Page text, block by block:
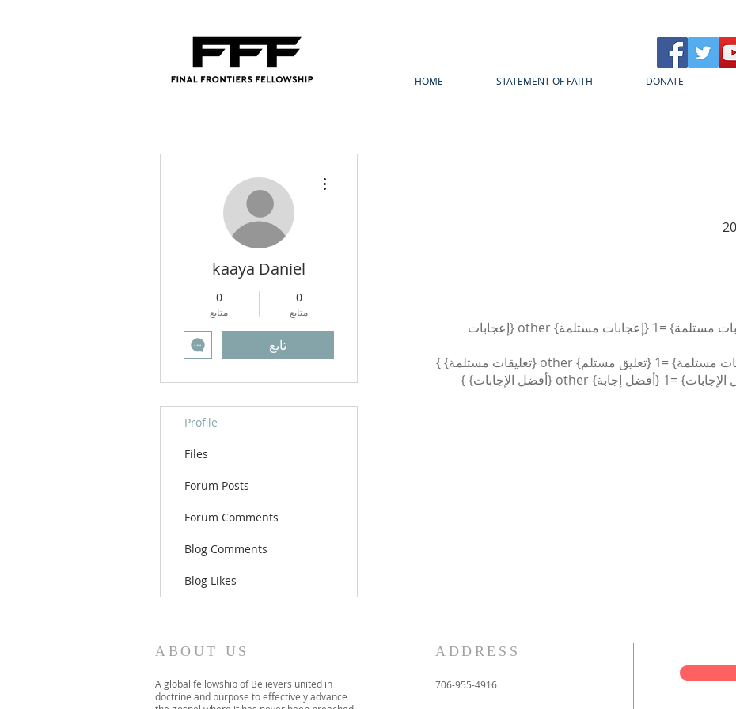
HOME STATEMENT OF FAITH DONATE
{count, plural، =0 {إعجابات مستلمة} =1 {إعجابات مستلمة} other {إعجابات
kaaya Daniel
0
متابع
0
متابع
تابع
Profile
Files
Forum Posts
Forum Comments
Blog Comments
Blog Likes
ABOUT US
A global fellowship of Believers united in
doctrine and purpose to effectively advance
ADDRESS
706-955-4916